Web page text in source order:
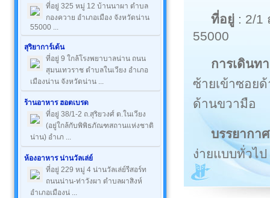
ที่อยู่ 325 หมู่ 12 บ้านนาผา ตำบล
กองควาย อำเภอเมือง จังหวัดน่าน
55000 ...
สุริยาการ์เด้น
ที่อยู่ 9 ใกล้โรงพยาบาลน่าน ถนน
สุมนเทวราช ตำบลในเวียง อำเภอ
เมืองน่าน จังหวัดน่าน ...
ร้านอาหาร ฮอตเบรด
ที่อยู่ 38/1-2 ถ.สุริยวงศ์ ต.ในเวียง
(อยู่ใกล้กับพิพิธภัณฑสถานแห่งชาติ
น่าน) อำเภ ...
ห้องอาหาร น่านวัลเล่ย์
ที่อยู่ 229 หมู่ 4 น่านวัลเล่ย์รีสอร์ท
ถนนน่าน-ท่าวังผา ตำบลผาสิงห์
อำเภอเมืองน่ ...
ที่อยู่ : 2/1
55000
การเดินท
ซ้ายเข้าซอย
ด้านขวามือ
บรรยากาศ
ง่ายแบบทั่วไป